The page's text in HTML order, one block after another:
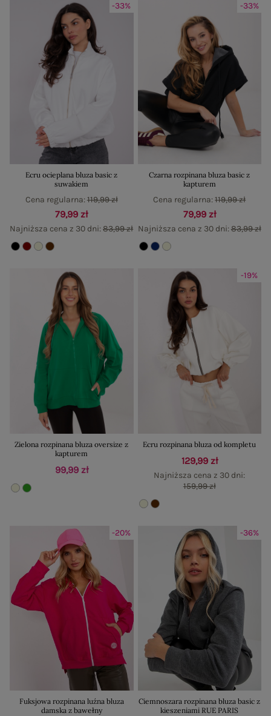
-33%
Ecru ocieplana bluza basic z
suwakiem
79,99 zł
Najniższa cena z 30 dni:83,99 zł
Cena regularna:119,99 zł
-33%
Czarna rozpinana bluza basic z
kapturem
79,99 zł
Najniższa cena z 30 dni:83,99 zł
Cena regularna:119,99 zł
Zielona rozpinana bluza oversize z
kapturem
99,99 zł
-19%
Ecru rozpinana bluza od kompletu
129,99 zł
Najniższa cena z 30 dni:
159,99 zł
-20%
Fuksjowa rozpinana luźna bluza
damska z bawełny
-36%
Ciemnoszara rozpinana bluza basic z
kieszeniami RUE PARIS